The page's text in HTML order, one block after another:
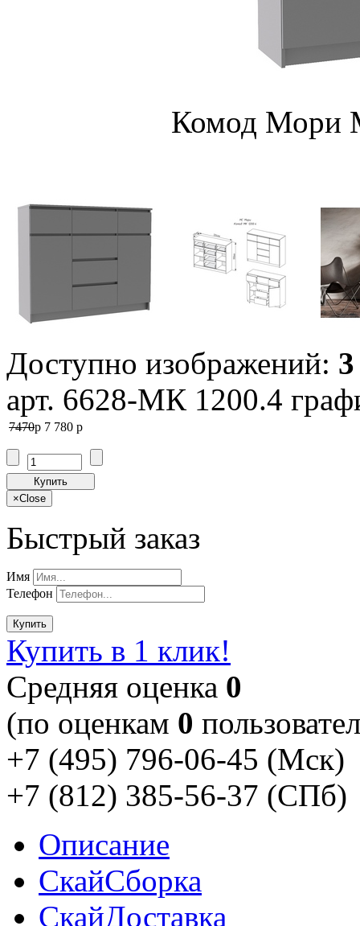
Комод Мори
Доступно изображений: 3
арт. 6628-МК 1200.4
7470p 7 780 p
Купить
×Close
Быстрый заказ
Имя
Телефон
Купить
Купить в 1 клик!
Cредняя оценка 0
(по оценкам 0
+7 (495) 796-06-45 (Мск)
+7 (812) 385-56-37 (СПб)
Описание
СкайСборка
СкайДоставка